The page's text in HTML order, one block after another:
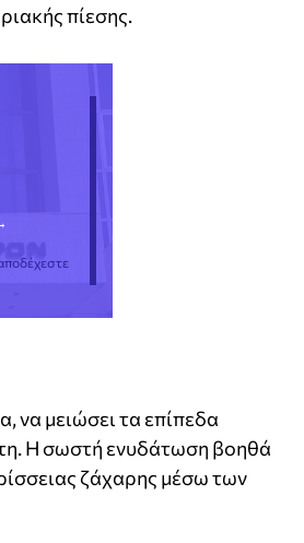
πίεσης.
να μειώσει τα επίπεδα
Η σωστή ενυδάτωση βοηθά
ζάχαρης μέσω των